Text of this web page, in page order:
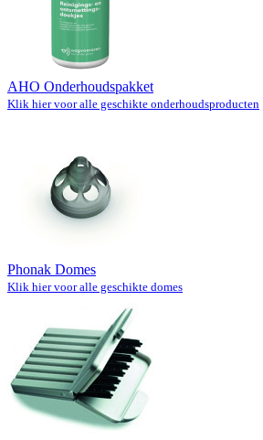
AHO Onderhoudspakket
Klik hier voor alle geschikte onderhoudsproducten
Phonak Domes
Klik hier voor alle geschikte domes